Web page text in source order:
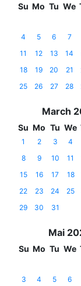
Su Mo Tu We
4
5 6 7
11
12 13 14
18
19 20 21
25
26 27 28
March
Su Mo Tu We
1 2 3 4
8
9 10 11
15
16 17 18
22
23 24 25
29
30 31
Mai
Su Mo Tu We
3
4 5 6